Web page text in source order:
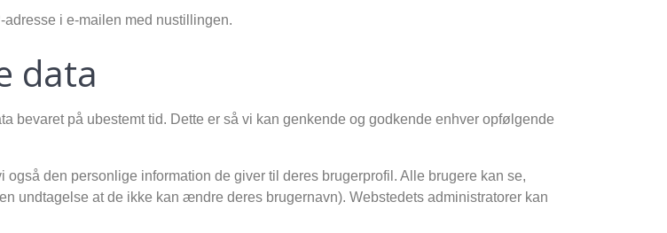
i e-mailen med nustillingen.
data
bevaret på ubestemt tid. Dette er så vi kan genkende og godkende enhver opfølgende
den personlige information de giver til deres brugerprofil. Alle brugere kan se,
undtagelse at de ikke kan ændre deres brugernavn). Webstedets administratorer kan